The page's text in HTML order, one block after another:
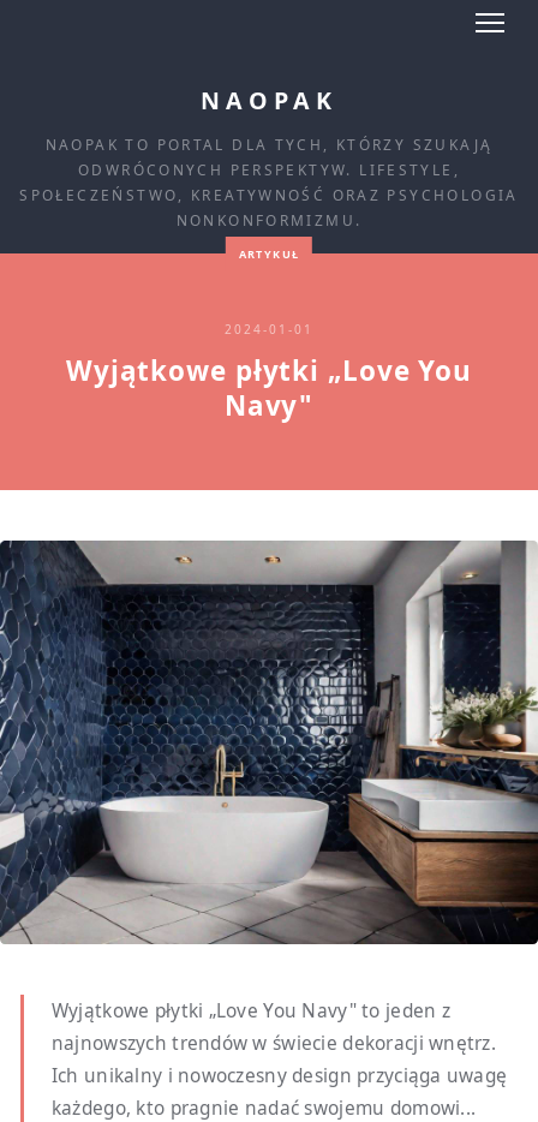
NAOPAK
NAOPAK TO PORTAL DLA TYCH, KTÓRZY SZUKAJĄ
ODWRÓCONYCH PERSPEKTYW. LIFESTYLE,
SPOŁECZEŃSTWO, KREATYWNOŚĆ ORAZ PSYCHOLOGIA
NONKONFORMIZMU.
ARTYKUŁ
2024-01-01
Wyjątkowe płytki „Love You
Navy"
Wyjątkowe płytki „Love You Navy" to jeden z
najnowszych trendów w świecie dekoracji wnętrz.
Ich unikalny i nowoczesny design przyciąga uwagę
każdego, kto pragnie nadać swojemu domowi...